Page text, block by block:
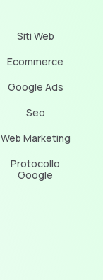
Siti Web
Ecommerce
Google Ads
Seo
Web Marketing
Protocollo
Google